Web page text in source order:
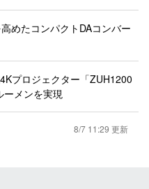
めたコンパクトDAコンバー
プロジェクター「ZUH1200
ーメンを実現
8/7 11:29 更新